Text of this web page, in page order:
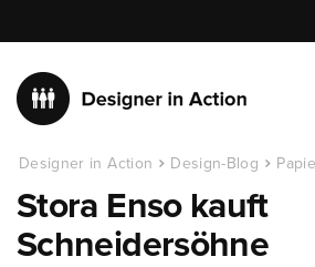
Designer in Action Design-Blog
Stora Enso kauft
Schneidersöhne